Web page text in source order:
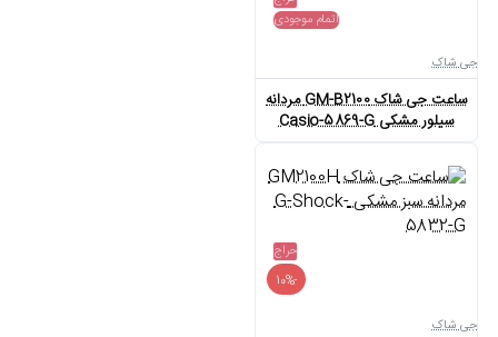
اتمام موجودی
جی شاک
ساعت جی شاک GM-B2100 مردانه
سیلور مشکی Casio-5869-G
حراج
-10%
جی شاک